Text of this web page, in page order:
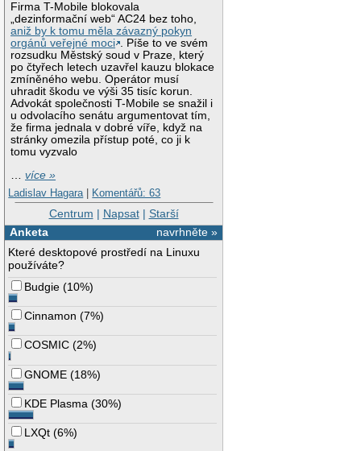
Firma T-Mobile blokovala
„dezinformační web“ AC24 bez toho,
aniž by k tomu měla závazný pokyn
orgánů veřejné moci . Píše to ve svém
rozsudku Městský soud v Praze, který
po čtyřech letech uzavřel kauzu blokace
zmíněného webu. Operátor musí
uhradit škodu ve výši 35 tisíc korun.
Advokát společnosti T-Mobile se snažil i
u odvolacího senátu argumentovat tím,
že firma jednala v dobré víře, když na
stránky omezila přístup poté, co ji k
tomu vyzvalo
…více »
Ladislav Hagara | Komentářů: 63
Centrum | Napsat| Starší
navrhněte »
Anketa
Které desktopové prostředí na Linuxu
používáte?
Budgie (10%)
Cinnamon (7%)
COSMIC (2%)
GNOME (18%)
KDE Plasma (30%)
LXQt (6%)